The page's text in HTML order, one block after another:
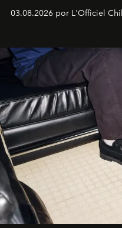
lanzamiento, los
la asesora creativa y
y la filosofía detrás de la
03.08.2026 por L'Officiel